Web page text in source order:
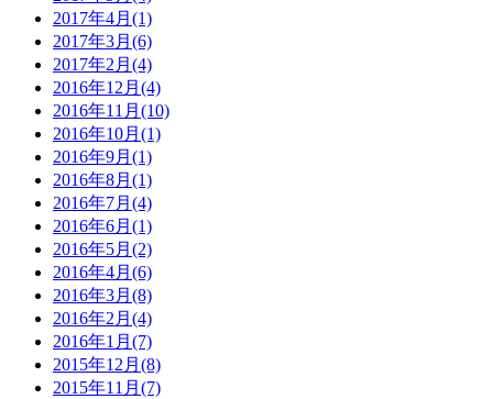
2017年4月(1)
2017年3月(6)
2017年2月(4)
2016年12月(4)
2016年11月(10)
2016年10月(1)
2016年9月(1)
2016年8月(1)
2016年7月(4)
2016年6月(1)
2016年5月(2)
2016年4月(6)
2016年3月(8)
2016年2月(4)
2016年1月(7)
2015年12月(8)
2015年11月(7)